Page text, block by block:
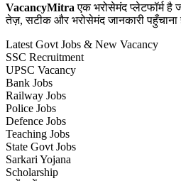
VacancyMitra एक भरोसेमंद प्लेटफॉर्म है
तेज़, सटीक और भरोसेमंद जानकारी पहुँचाना
Latest Govt Jobs & New Vacancy
SSC Recruitment
UPSC Vacancy
Bank Jobs
Railway Jobs
Police Jobs
Defence Jobs
Teaching Jobs
State Govt Jobs
Sarkari Yojana
Scholarship